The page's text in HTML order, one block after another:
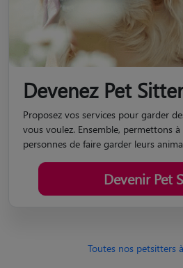
Devenez Pet
Proposez vos services pour garder
vous voulez. Ensemble, permettons
personnes de faire garder leurs
Devenir Pet
Toutes nos petsitters